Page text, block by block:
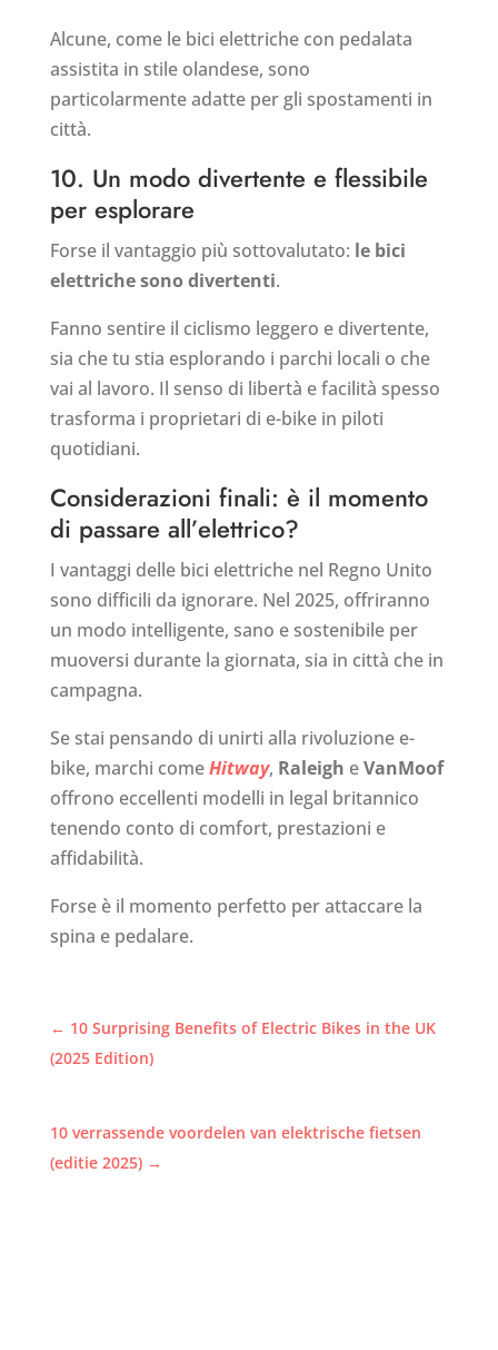
Alcune, come le bici elettriche con pedalata
assistita in stile olandese, sono
particolarmente adatte per gli spostamenti in
città.
10. Un modo divertente e flessibile
per esplorare
Forse il vantaggio più sottovalutato: le bici
elettriche sono divertenti.
Fanno sentire il ciclismo leggero e divertente,
sia che tu stia esplorando i parchi locali o che
vai al lavoro. Il senso di libertà e facilità spesso
trasforma i proprietari di e-bike in piloti
quotidiani.
Considerazioni finali: è il momento
di passare all’elettrico?
I vantaggi delle bici elettriche nel Regno Unito
sono difficili da ignorare. Nel 2025, offriranno
un modo intelligente, sano e sostenibile per
muoversi durante la giornata, sia in città che in
campagna.
Se stai pensando di unirti alla rivoluzione e-
bike, marchi comeHitway, Raleigh eVanMoof
offrono eccellenti modelli in legal britannico
tenendo conto di comfort, prestazioni e
affidabilità.
Forse è il momento perfetto per attaccare la
spina e pedalare.
← 10 Surprising Benefits of Electric Bikes in the UK
(2025 Edition)
10 verrassende voordelen van elektrische fietsen
(editie 2025)→